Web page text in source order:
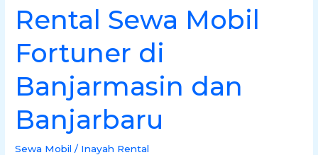
Rental Sewa Mobil
Fortuner di
Banjarmasin dan
Banjarbaru
Sewa Mobil / Inayah Rental